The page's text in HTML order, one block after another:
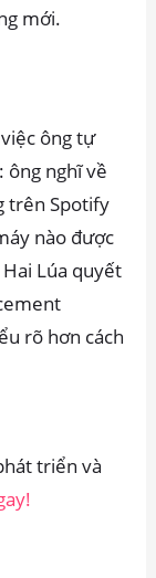
mới.
ông tự
ông nghĩ về
trên Spotify
nào được
Lúa quyết
rõ hơn cách
triển và